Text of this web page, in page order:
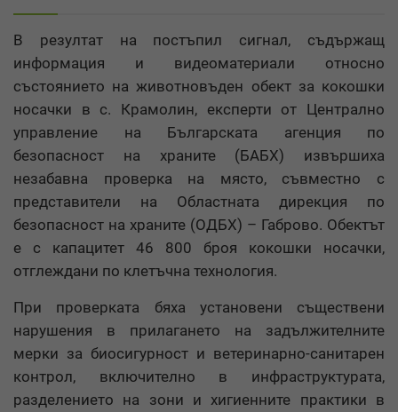
В резултат на постъпил сигнал, съдържащ
информация и видеоматериали относно
състоянието на животновъден обект за кокошки
носачки в с. Крамолин, експерти от Централно
управление на Българската агенция по
безопасност на храните (БАБХ) извършиха
незабавна проверка на място, съвместно с
представители на Областната дирекция по
безопасност на храните (ОДБХ) – Габрово. Обектът
е с капацитет 46 800 броя кокошки носачки,
отглеждани по клетъчна технология.
При проверката бяха установени съществени
нарушения в прилагането на задължителните
мерки за биосигурност и ветеринарно-санитарен
контрол, включително в инфраструктурата,
разделението на зони и хигиенните практики в